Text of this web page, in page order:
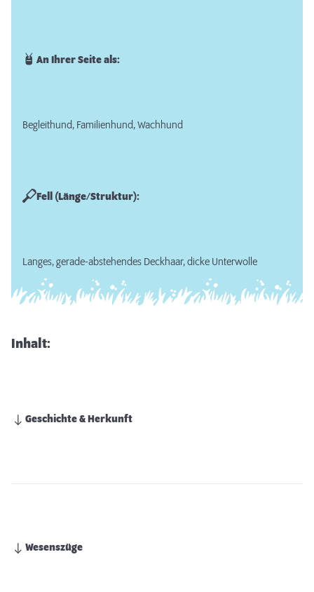
An Ihrer Seite als:
Begleithund, Familienhund, Wachhund
Fell (Länge/Struktur):
Langes, gerade-abstehendes Deckhaar, dicke Unterwolle
Inhalt:
Geschichte & Herkunft
Wesenszüge